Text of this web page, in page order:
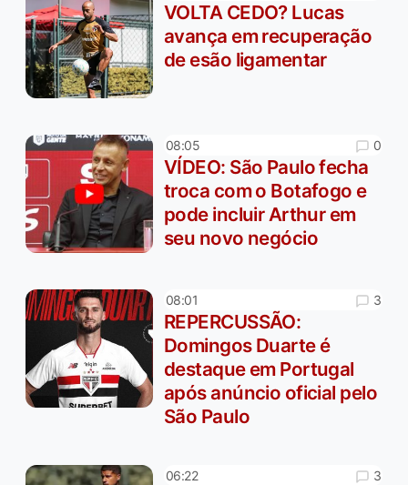
VOLTA CEDO? Lucas
avança em recuperação
de esão ligamentar
08:05 0
VÍDEO: São Paulo fecha
troca com o Botafogo e
pode incluir Arthur em
seu novo negócio
08:01 3
REPERCUSSÃO:
Domingos Duarte é
destaque em Portugal
após anúncio oficial pelo
São Paulo
06:22 3